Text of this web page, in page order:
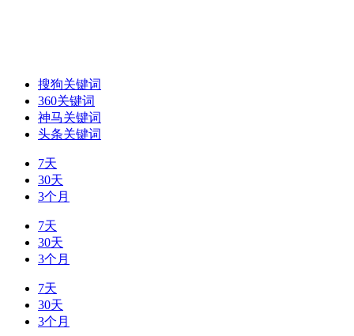
搜狗关键词
360关键词
神马关键词
头条关键词
7天
30天
3个月
7天
30天
3个月
7天
30天
3个月